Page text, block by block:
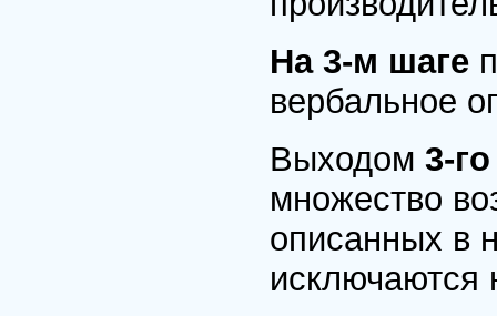
На 3-м шаге
вербальное
Выходом 3-
множество
описанных в